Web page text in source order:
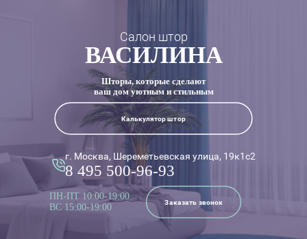
Салон штор
ВАСИЛИНА
Шторы, которые сделают
ваш дом уютным и стильным
Калькулятор штор
г. Москва, Шереметьевская улица, 19к1с2
8 495 500-96-93
ПН-ПТ 10:00-19:00
ВС 15:00-19:00
Заказать звонок